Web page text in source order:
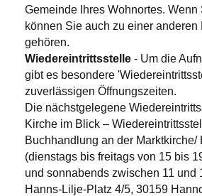
Gemeinde Ihres Wohnortes. Wenn
können Sie auch zu einer
gehören.
Wiedereintrittsstelle - Um die
gibt es besondere
zuverlässigen Öffnungszeiten.
Die nächstgelegene
Kirche im Blick –
Buchhandlung an der Marktkirche/
(dienstags bis freitags von 15 bis
und sonnabends zwischen 11 und
Hanns-Lilje-Platz 4/5, 30159